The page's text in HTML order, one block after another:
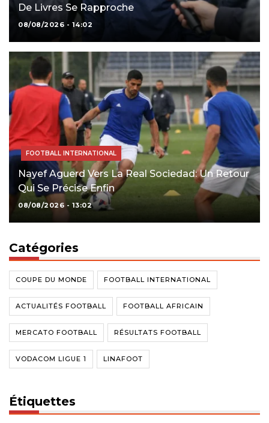
De Livres Se Rapproche
08/08/2026 - 14:02
FOOTBALL INTERNATIONAL
Nayef Aguerd Vers La Real Sociedad: Un Retour
Qui Se Précise Enfin
08/08/2026 - 13:02
Catégories
COUPE DU MONDE FOOTBALL INTERNATIONAL
ACTUALITÉS FOOTBALL FOOTBALL AFRICAIN
MERCATO FOOTBALL RÉSULTATS FOOTBALL
VODACOM LIGUE 1 LINAFOOT
Étiquettes